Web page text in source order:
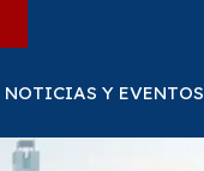
NOTICIAS Y EVENTOS